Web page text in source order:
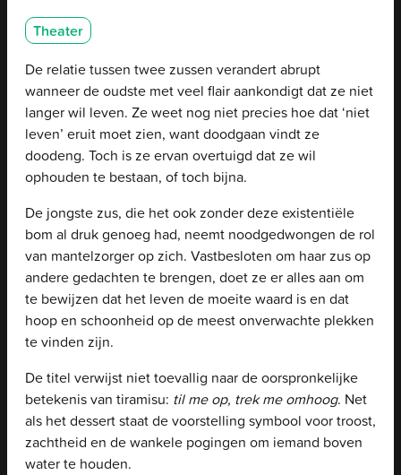
Categorieën
Theater
De relatie tussen twee zussen verandert abrupt
wanneer de oudste met veel flair aankondigt dat ze niet
langer wil leven. Ze weet nog niet precies hoe dat ‘niet
leven’ eruit moet zien, want doodgaan vindt ze
doodeng. Toch is ze ervan overtuigd dat ze wil
ophouden te bestaan, of toch bijna.
De jongste zus, die het ook zonder deze existentiële
bom al druk genoeg had, neemt noodgedwongen de rol
van mantelzorger op zich. Vastbesloten om haar zus op
andere gedachten te brengen, doet ze er alles aan om
te bewijzen dat het leven de moeite waard is en dat
hoop en schoonheid op de meest onverwachte plekken
te vinden zijn.
De titel verwijst niet toevallig naar de oorspronkelijke
betekenis van tiramisu: til me op, trek me omhoog. Net
als het dessert staat de voorstelling symbool voor troost,
zachtheid en de wankele pogingen om iemand boven
water te houden.